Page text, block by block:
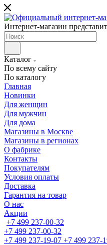
Интернет-магазин
Каталог
По всему сайту
По каталогу
Главная
Новинки
Для женщин
Для мужчин
Для дома
Магазины в Москве
Магазины в регионах
О фабрике
Контакты
Покупателям
Условия оплаты
Доставка
Гарантия на товар
О нас
Акции
+7 499 237-00-32
+7 499 237-00-32
+7 499 237-19-07 +7 499 237-